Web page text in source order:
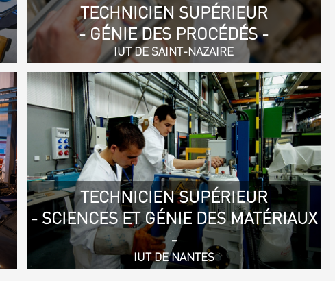
TECHNICIEN SUPÉRIEUR
- GÉNIE DES PROCÉDÉS -
IUT DE SAINT-NAZAIRE
TECHNICIEN SUPÉRIEUR
- SCIENCES ET GÉNIE DES MATÉRIAUX
-
IUT DE NANTES